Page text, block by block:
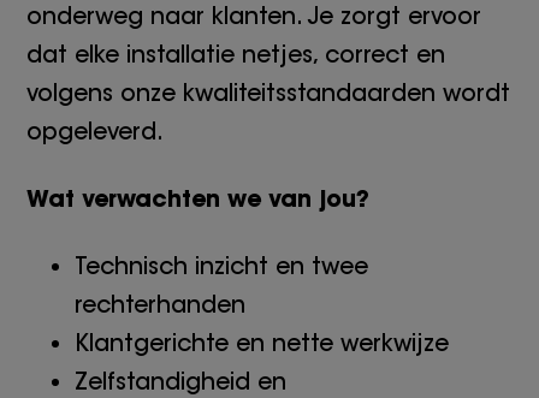
onderweg naar klanten. Je zorgt ervoor
dat elke installatie netjes, correct en
volgens onze kwaliteitsstandaarden wordt
opgeleverd.
Wat verwachten we van jou?
Technisch inzicht en twee
rechterhanden
Klantgerichte en nette werkwijze
Zelfstandigheid en